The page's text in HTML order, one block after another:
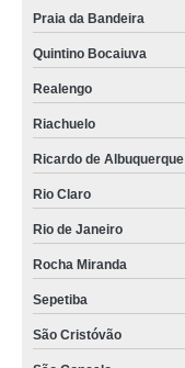
Praia da Bandeira
Quintino Bocaiuva
Realengo
Riachuelo
Ricardo de Albuquerque
Rio Claro
Rio de Janeiro
Rocha Miranda
Sepetiba
São Cristóvão